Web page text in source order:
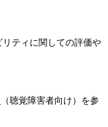
ティに関しての評価や
（聴覚障害者向け）を参